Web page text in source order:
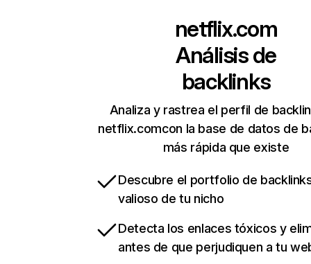
netflix.com
Análisis de
backlinks
Analiza y rastrea el perfil de
netflix.comcon la base de datos de
más rápida que existe
Descubre el portfolio de
valioso de tu nicho
Detecta los enlaces tóxicos y
antes de que perjudiquen a tu